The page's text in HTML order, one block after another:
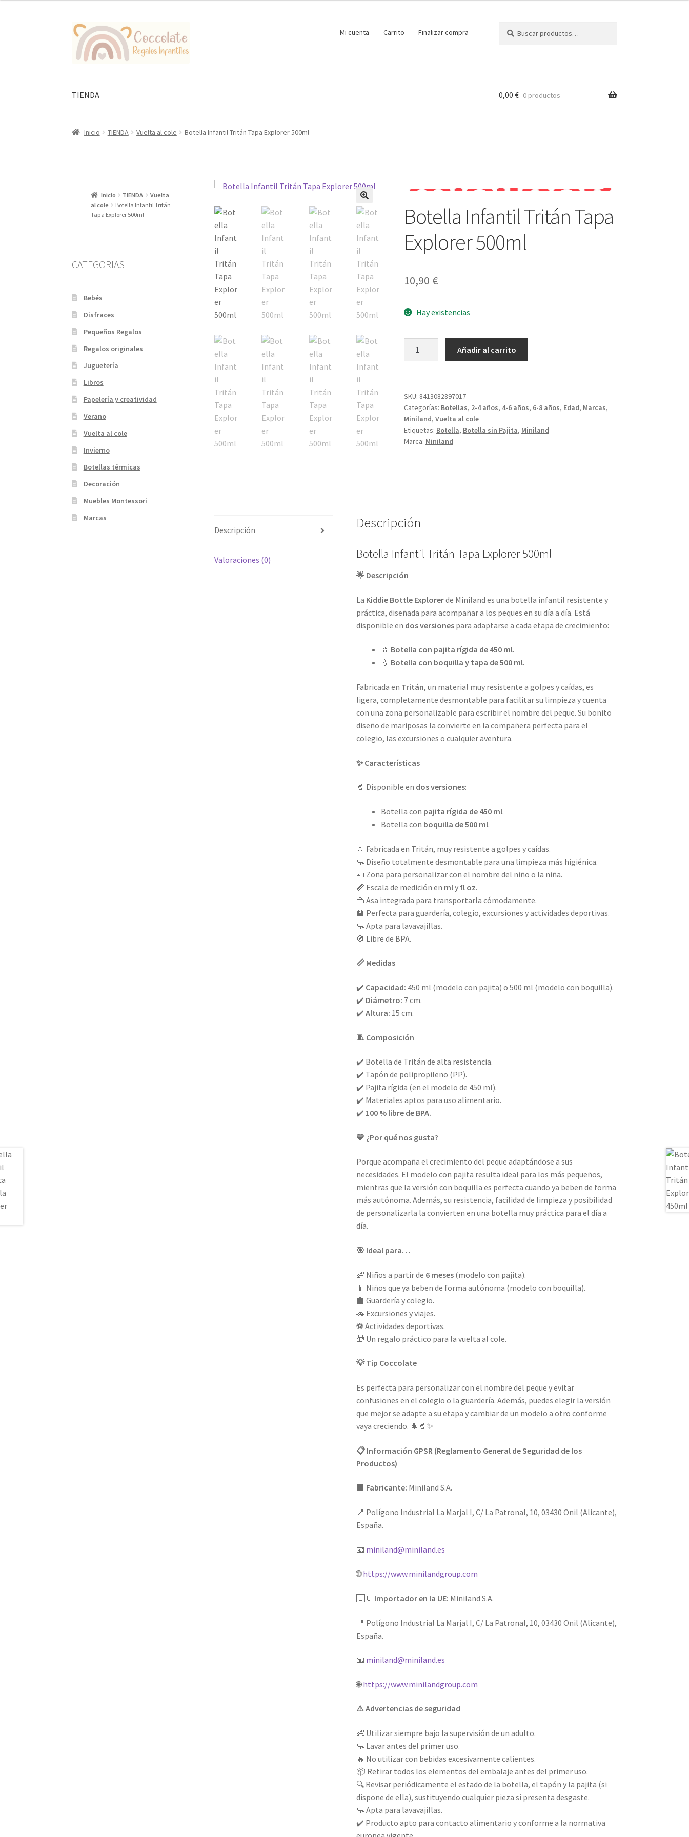
Ir
la
Ir
al
contenido
Mi cuenta Carrito Finalizar compra
por:
TIENDA 0,00 € 0 productos
Inicio TIENDA Vuelta al cole Botella Infantil Tritán Tapa Explorer 500ml
🔍
Botella Infantil Tritán Tapa
Explorer 500ml
10,90 €
Hay existencias
Explorer
500ml
cantidad
Añadir al carrito
SKU: 8413082897017
Categorías: Botellas, 2-4 años, 4-6 años, 6-8 años, Edad, Marcas,
Miniland, Vuelta al cole
Etiquetas: Botella, Botella sin Pajita, Miniland
Marca: Miniland
Descripción
Valoraciones (0)
Descripción
Botella Infantil Tritán Tapa Explorer 500ml
🌟 Descripción
La Kiddie Bottle Explorerde Miniland es una botella infantil resistente y
práctica, diseñada para acompañar a los peques en su día a día. Está
disponible en dos versiones para adaptarse a cada etapa de crecimiento:
🥤 Botella con pajita rígida de 450 ml.
💧 Botella con boquilla y tapa de 500 ml.
Fabricada en Tritán, un material muy resistente a golpes y caídas, es
ligera, completamente desmontable para facilitar su limpieza y cuenta
con una zona personalizable para escribir el nombre del peque. Su bonito
diseño de mariposas la convierte en la compañera perfecta para el
colegio, las excursiones o cualquier aventura.
✨ Características
🥤 Disponible en dos versiones:
Botella con pajita rígida de 450 ml.
Botella con boquilla de 500 ml.
💧 Fabricada en Tritán, muy resistente a golpes y caídas.
🧼 Diseño totalmente desmontable para una limpieza más higiénica.
🪪 Zona para personalizar con el nombre del niño o la niña.
📏 Escala de medición en mly fl oz.
👜 Asa integrada para transportarla cómodamente.
🏫 Perfecta para guardería, colegio, excursiones y actividades deportivas.
🧼 Apta para lavavajillas.
🚫 Libre de BPA.
📏 Medidas
✔️ Capacidad: 450 ml (modelo con pajita) o 500 ml (modelo con boquilla).
✔️ Diámetro: 7 cm.
✔️Altura: 15 cm.
🧵 Composición
✔️ Botella de Tritán de alta resistencia.
✔️ Tapón de polipropileno (PP).
✔️ Pajita rígida (en el modelo de 450 ml).
✔️ Materiales aptos para uso alimentario.
✔️ 100 % libre de BPA.
💛 ¿Por qué nos gusta?
Porque acompaña el crecimiento del peque adaptándose a sus
necesidades. El modelo con pajita resulta ideal para los más pequeños,
mientras que la versión con boquilla es perfecta cuando ya beben de forma
más autónoma. Además, su resistencia, facilidad de limpieza y posibilidad
de personalizarla la convierten en una botella muy práctica para el día a
día.
🎯 Ideal para…
👶 Niños a partir de 6 meses (modelo con pajita).
👧 Niños que ya beben de forma autónoma (modelo con boquilla).
🏫 Guardería y colegio.
🚗 Excursiones y viajes.
⚽ Actividades deportivas.
🎁 Un regalo práctico para la vuelta al cole.
💡 Tip Coccolate
Es perfecta para personalizar con el nombre del peque y evitar
confusiones en el colegio o la guardería. Además, puedes elegir la versión
que mejor se adapte a su etapa y cambiar de un modelo a otro conforme
vaya creciendo. 🌲🥤✨
📋 Información GPSR (Reglamento General de Seguridad de los
Productos)
🏢 Fabricante: Miniland S.A.
📍 Polígono Industrial La Marjal I, C/ La Patronal, 10, 03430 Onil (Alicante),
España.
📧 miniland@miniland.es
🌐https://www.minilandgroup.com
🇪🇺 Importador en la UE: Miniland S.A.
📍 Polígono Industrial La Marjal I, C/ La Patronal, 10, 03430 Onil (Alicante),
España.
📧 miniland@miniland.es
🌐https://www.minilandgroup.com
⚠️ Advertencias de seguridad
👶 Utilizar siempre bajo la supervisión de un adulto.
🧼 Lavar antes del primer uso.
🔥 No utilizar con bebidas excesivamente calientes.
📦 Retirar todos los elementos del embalaje antes del primer uso.
🔍 Revisar periódicamente el estado de la botella, el tapón y la pajita (si
dispone de ella), sustituyendo cualquier pieza si presenta desgaste.
🧼 Apta para lavavajillas.
✔️ Producto apto para contacto alimentario y conforme a la normativa
Inicio TIENDA
Vuelta
al cole
Botella Infantil Tritán
Tapa Explorer 500ml
CATEGORIAS
Bebés
Disfraces
Pequeños Regalos
Regalos originales
Juguetería
Libros
Papelería y creatividad
Verano
Vuelta al cole
Invierno
Botellas térmicas
Decoración
Muebles Montessori
Marcas